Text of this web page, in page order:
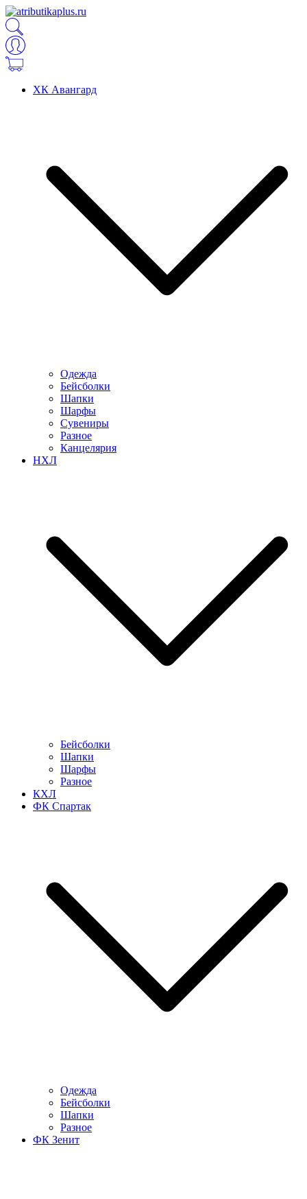
ХК Авангард
Одежда
Бейсболки
Шапки
Шарфы
Сувениры
Разное
Канцелярия
НХЛ
Бейсболки
Шапки
Шарфы
Разное
КХЛ
ФК Спартак
Одежда
Бейсболки
Шапки
Разное
ФК Зенит